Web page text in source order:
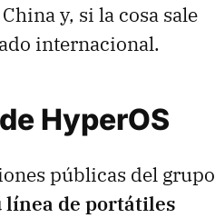
y, si la cosa sale
internacional.
HyperOS
públicas del grupo
de portátiles